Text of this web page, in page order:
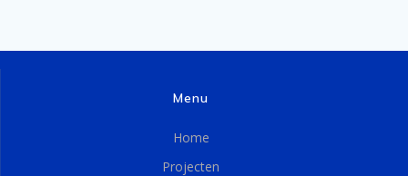
Menu
Home
Projecten